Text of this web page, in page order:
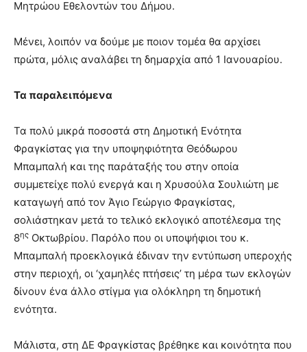
Μητρώου Εθελοντών του Δήμου.
Μένει, λοιπόν να δούμε με ποιον τομέα θα αρχίσει
πρώτα, μόλις αναλάβει τη δημαρχία από 1 Ιανουαρίου.
Τα παραλειπόμενα
Τα πολύ μικρά ποσοστά στη Δημοτική Ενότητα
Φραγκίστας για την υποψηφιότητα Θεόδωρου
Μπαμπαλή και της παράταξής του στην οποία
συμμετείχε πολύ ενεργά και η Χρυσούλα Σουλιώτη με
καταγωγή από τον Άγιο Γεώργιο Φραγκίστας,
σολιάστηκαν μετά το τελικό εκλογικό αποτέλεσμα της
8ης Οκτωβρίου. Παρόλο που οι υποψήφιοι του κ.
Μπαμπαλή προεκλογικά έδιναν την εντύπωση υπεροχής
στην περιοχή, οι ‘χαμηλές πτήσεις’ τη μέρα των εκλογών
δίνουν ένα άλλο στίγμα για ολόκληρη τη δημοτική
ενότητα.
Μάλιστα, στη ΔΕ Φραγκίστας βρέθηκε και κοινότητα που